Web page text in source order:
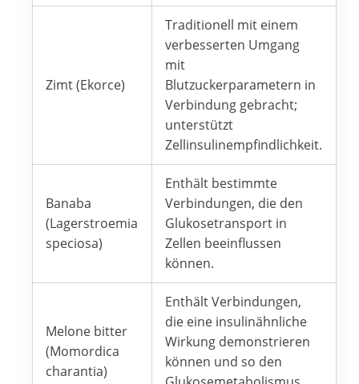
Zimt (Ekorce)
Traditionell mit einem
verbesserten Umgang
mit
Blutzuckerparametern in
Verbindung gebracht;
unterstützt
Zellinsulinempfindlichkeit.
Banaba
(Lagerstroemia
speciosa)
Enthält bestimmte
Verbindungen, die den
Glukosetransport in
Zellen beeinflussen
können.
Melone bitter
(Momordica
charantia)
Enthält Verbindungen,
die eine insulinähnliche
Wirkung demonstrieren
können und so den